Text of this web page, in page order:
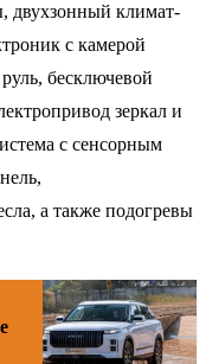
двухзонный климат-
с камерой
бесключевой
зеркал и
с сенсорным
а также подогревы